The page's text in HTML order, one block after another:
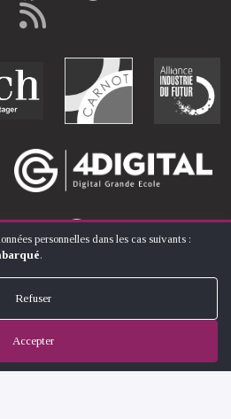
personnelles dans les cas suivants :
.
Refuser
Accepter